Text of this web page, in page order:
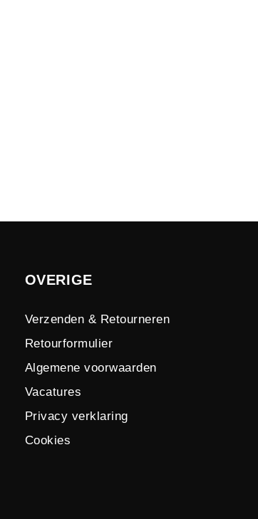
OVERIGE
Verzenden & Retourneren
Retourformulier
Algemene voorwaarden
Vacatures
Privacy verklaring
Cookies